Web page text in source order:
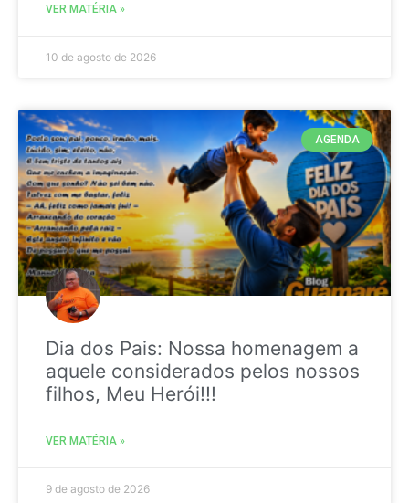
VER MATÉRIA »
10 de agosto de 2026
AGENDA
Dia dos Pais: Nossa homenagem a
aquele considerados pelos nossos
filhos, Meu Herói!!!
VER MATÉRIA »
9 de agosto de 2026